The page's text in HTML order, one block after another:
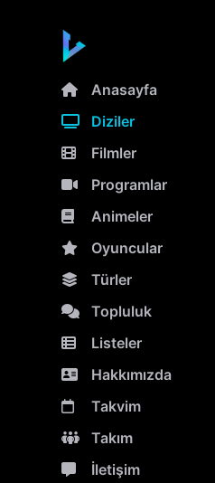
Anasayfa
Diziler
Filmler
Programlar
Animeler
Oyuncular
Türler
Topluluk
Listeler
Hakkımızda
Takvim
Takım
İletişim